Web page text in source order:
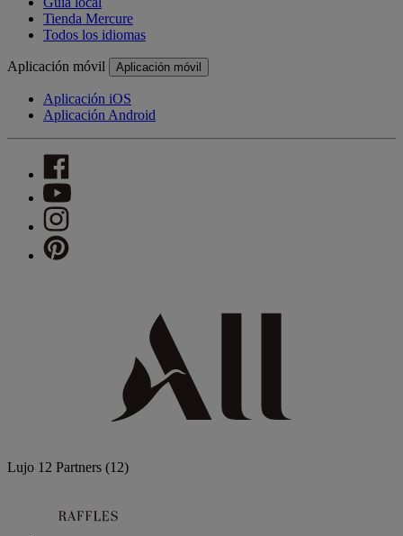
Tienda Mercure
Todos los idiomas
Aplicación móvil Aplicación móvil
Aplicación iOS
Aplicación Android
Lujo 12 Partners (12)